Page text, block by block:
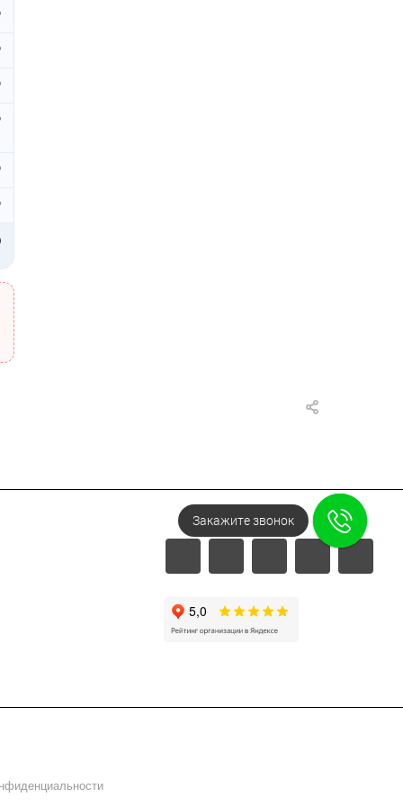
Напишите в Telegram!